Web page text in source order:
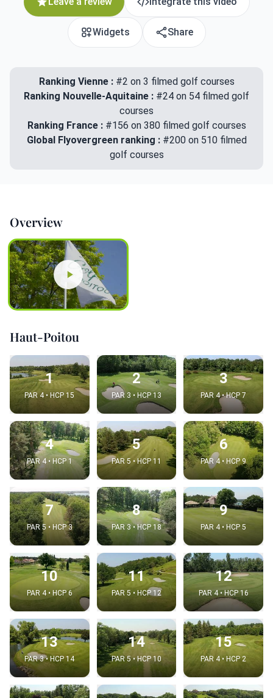
Widgets Share
Ranking Vienne :#2 on 3 filmed golf courses
Ranking Nouvelle-Aquitaine : #24 on 54 filmed golf
courses
Ranking France : #156 on 380 filmed golf courses
Global Flyovergreen ranking : #200 on 510 filmed
golf courses
Overview
Haut-Poitou
1
PAR 4 • HCP 15
2
PAR 3 • HCP 13
3
PAR 4 • HCP 7
4
PAR 4 • HCP 1
5
PAR 5 • HCP 11
6
PAR 4 • HCP 9
7
PAR 5 • HCP 3
8
PAR 3 • HCP 18
9
PAR 4 • HCP 5
10
PAR 4 • HCP 6
11
PAR 5 • HCP 12
12
PAR 4 • HCP 16
13
PAR 3 • HCP 14
14
PAR 5 • HCP 10
15
PAR 4 • HCP 2